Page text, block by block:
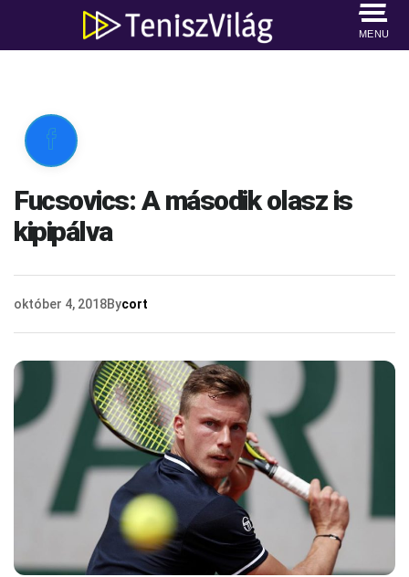
MENU

Fucsovics: A második olasz is
kipipálva
október 4, 2018Bycort